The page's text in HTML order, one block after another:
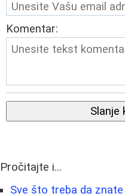
Komentar:
Slanje
Pročitajte i...
Sve što treba da